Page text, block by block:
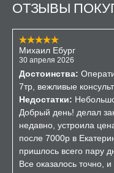
ОТЗЫВЫ
Михаил Ебург
30 апреля 2026
Достоинства:
7тр, вежливые
Недостатки:
Добрый день! делал
недавно, устроила
после 7000р в
пришлось всего пару
Все оказалось точно,